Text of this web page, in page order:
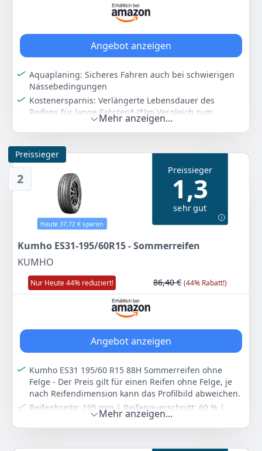
Angebot anzeigen
Aquaplaning: Sicheres Fahren auch bei schwierigen
Nässebedingungen
Kostenersparnis: Verlängerte Lebensdauer des
Reifens für lange Fahrten* (*Im Vergleich zum
Vorgänger RainSport3)
Fahrspaß
Der sportliche Regenreifen mit Shark Skin Technology
Lieferumfang: 1x Uniroyal RainSport 5 - 195/50 R15
82V - C/A/71 - Sommerreifen (PKW) - Reifen ohne Felge
(Bitte wählen Sie vor dem Kauf die korrekte Menge)
Farbe Hersteller Gewicht
- Uniroyal
Zum Angebot
Mehr anzeigen...
2
Preissieger
Heute 37,72 € sparen
Preissieger
1,3
sehr gut
Kumho ES31-195/60R15 - Sommerreifen
KUMHO
Nur Heute 44% reduziert! 86,40 € (44% Rabatt!)
Angebot anzeigen
Kumho ES31 195/60 R15 88H Sommerreifen ohne
Felge - Der Preis gilt für einen Reifen ohne Felge, je
nach Reifendimension kann das Profilbild abweichen.
Reifenbreite: 195 mm | Reifenquerschnitt: 60 % |
Felgenbreite: 15 Zoll | Traglastindex 88 (560 kg
maximale Tragfähigkeit) | Geschwindigkeitsindex H
Mehr anzeigen...